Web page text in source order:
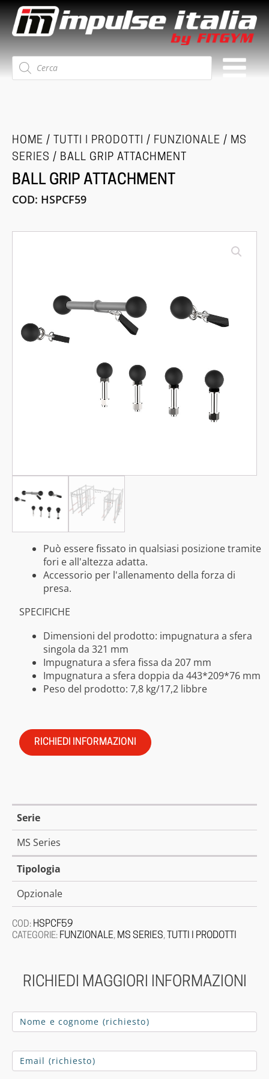
Ricerca
prodotti
HOME / TUTTI I PRODOTTI / FUNZIONALE / MS
SERIES / BALL GRIP ATTACHMENT
BALL GRIP ATTACHMENT
COD: HSPCF59
Può essere fissato in qualsiasi posizione tramite
fori e all'altezza adatta.
Accessorio per l'allenamento della forza di
presa.
SPECIFICHE
Dimensioni del prodotto: impugnatura a sfera
singola da 321 mm
Impugnatura a sfera fissa da 207 mm
Impugnatura a sfera doppia da 443*209*76 mm
Peso del prodotto: 7,8 kg/17,2 libbre
RICHIEDI INFORMAZIONI
Serie
MS Series
Tipologia
Opzionale
COD: HSPCF59
CATEGORIE: FUNZIONALE, MS SERIES, TUTTI I PRODOTTI
RICHIEDI MAGGIORI INFORMAZIONI